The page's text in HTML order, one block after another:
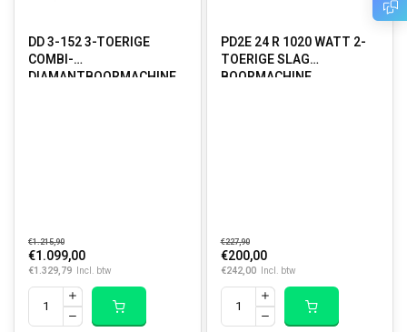
DD 3-152 3-TOERIGE
COMBI-
DIAMANTBOORMACHINE
€1.215,90
€1.099,00
€1.329,79 Incl. btw
PD2E 24 R 1020 WATT 2-
TOERIGE SLAG
BOORMACHINE
€227,90
€200,00
€242,00 Incl. btw